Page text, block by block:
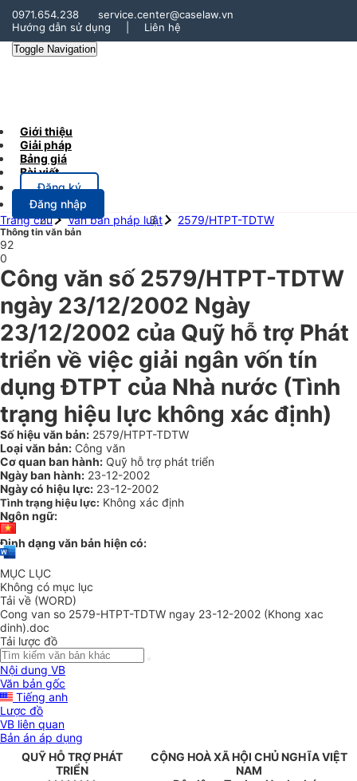
0971.654.238
service.center@caselaw.vn
Hướng dẫn sử dụng
Liên hệ
Toggle Navigation
Giới thiệu
Giải pháp
Bảng giá
Bài viết
Đăng ký
Đăng nhập
Trang chủ
Văn bản pháp luật 2579/HTPT-TDTW
Thông tin văn bản
92
0
Công văn số 2579/HTPT-TDTW
ngày 23/12/2002 Ngày
23/12/2002 của Quỹ hỗ trợ Phát
triển về việc giải ngân vốn tín
dụng ĐTPT của Nhà nước (Tình
trạng hiệu lực không xác định)
Số hiệu văn bản: 2579/HTPT-TDTW
Loại văn bản: Công văn
Cơ quan ban hành: Quỹ hỗ trợ phát triển
Ngày ban hành: 23-12-2002
Ngày có hiệu lực: 23-12-2002
Tình trạng hiệu lực: Không xác định
Ngôn ngữ:
Định dạng văn bản hiện có:
MỤC LỤC
Không có mục lục
Tải về (WORD)
Cong van so 2579-HTPT-TDTW ngay 23-12-2002 (Khong xac
dinh).doc
Tải lược đồ
Nội dung VB
Văn bản gốc
Tiếng anh
Lược đồ
VB liên quan
Bản án áp dụng
QUỸ HỖ TRỢ PHÁT
TRIỂN
CỘNG HOÀ XÃ HỘI CHỦ NGHĨA VIỆT
NAM